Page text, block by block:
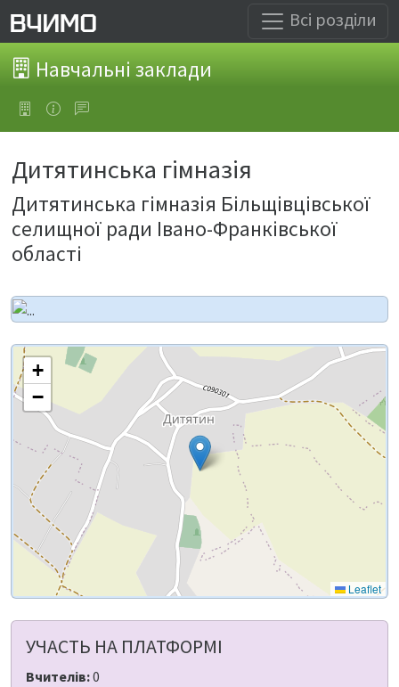
Всі розділи
Навчальні заклади
Дитятинська гімназія
Дитятинська гімназія Більщівцівської
селищної ради Івано-Франківської
області
+
−
Leaflet
УЧАСТЬ НА ПЛАТФОРМІ
Вчителів:0